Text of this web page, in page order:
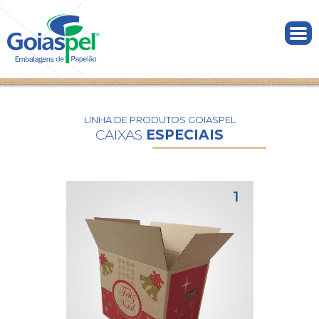
LINHA DE PRODUTOS GOIASPEL
CAIXAS ESPECIAIS
1